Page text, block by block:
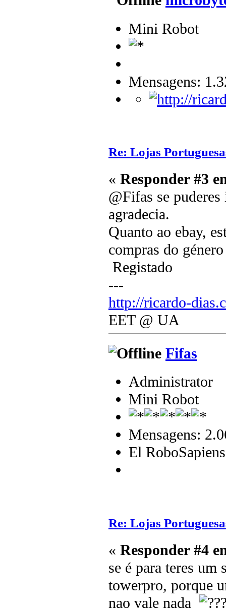
Mini Robot
Mensagens:
Re: Lojas
« Responder #3
@Fifas se
agradecia.
Quanto ao ebay,
compras do
Registado
---
http://ricardo-
EET @ UA
Fifas
Administrator
Mini Robot
Mensagens:
El RoboSapiens
Re: Lojas
« Responder #4
se é para teres um
towerpro, porque
nao vale nada